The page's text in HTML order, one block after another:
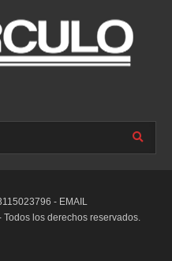
- EMAIL
Todos los derechos reservados.